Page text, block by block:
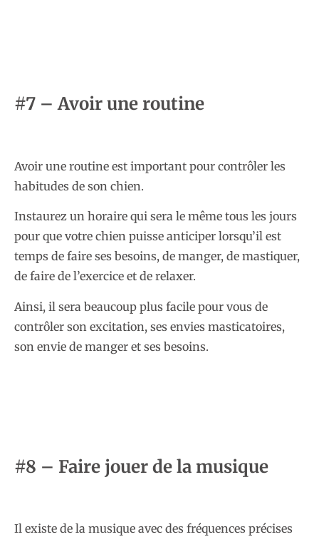
#7 – Avoir une routine
Avoir une routine est important pour contrôler les
habitudes de son chien.
Instaurez un horaire qui sera le même tous les jours
pour que votre chien puisse anticiper lorsqu’il est
temps de faire ses besoins, de manger, de mastiquer,
de faire de l’exercice et de relaxer.
Ainsi, il sera beaucoup plus facile pour vous de
contrôler son excitation, ses envies masticatoires,
son envie de manger et ses besoins.
#8 – Faire jouer de la musique
Il existe de la musique avec des fréquences précises